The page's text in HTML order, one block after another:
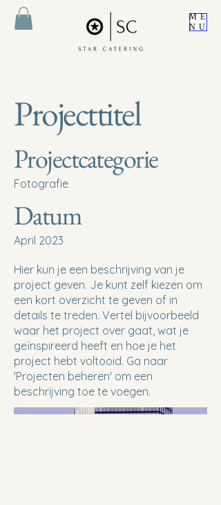
ME
NU
Projecttitel
Projectcategorie
Fotografie
Datum
April 2023
Hier kun je een beschrijving van je
project geven. Je kunt zelf kiezen om
een kort overzicht te geven of in
details te treden. Vertel bijvoorbeeld
waar het project over gaat, wat je
geïnspireerd heeft en hoe je het
project hebt voltooid. Ga naar
'Projecten beheren' om een
beschrijving toe te voegen.